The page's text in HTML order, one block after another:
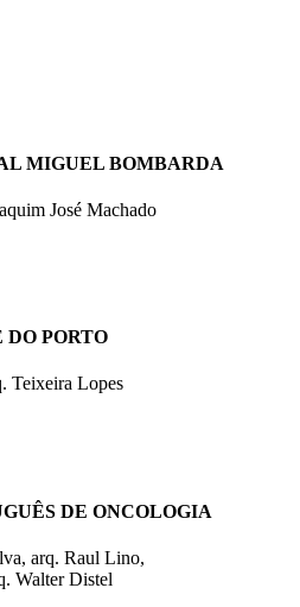
MIGUEL BOMBARDA
José Machado
PORTO
Teixeira Lopes
DE ONCOLOGIA
arq. Raul Lino,
Walter Distel